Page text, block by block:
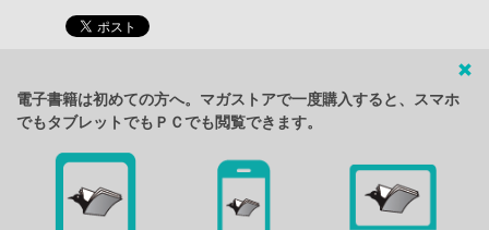
電子書籍は初めての方へ。マガストアで一度購入すると、スマホ
でもタブレットでもＰＣでも閲覧できます。